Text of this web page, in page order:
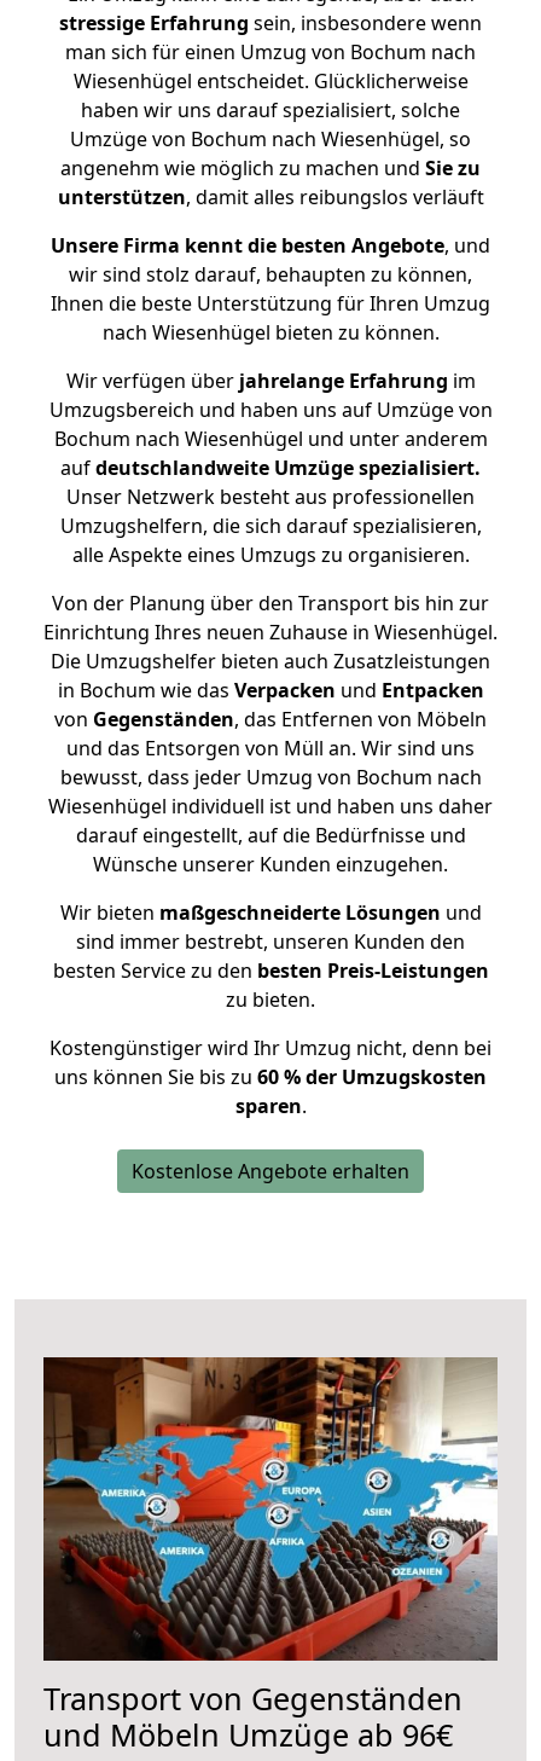
stressige Erfahrung sein, insbesondere wenn
man sich für einen Umzug von Bochum nach
Wiesenhügel entscheidet. Glücklicherweise
haben wir uns darauf spezialisiert, solche
Umzüge von Bochum nach Wiesenhügel, so
angenehm wie möglich zu machen und Sie zu
unterstützen, damit alles reibungslos verläuft
Unsere Firma kennt die besten Angebote, und
wir sind stolz darauf, behaupten zu können,
Ihnen die beste Unterstützung für Ihren Umzug
nach Wiesenhügel bieten zu können.
Wir verfügen überjahrelange Erfahrung im
Umzugsbereich und haben uns auf Umzüge von
Bochum nach Wiesenhügel und unter anderem
aufdeutschlandweite Umzüge spezialisiert.
Unser Netzwerk besteht aus professionellen
Umzugshelfern, die sich darauf spezialisieren,
alle Aspekte eines Umzugs zu organisieren.
Von der Planung über den Transport bis hin zur
Einrichtung Ihres neuen Zuhause in Wiesenhügel.
Die Umzugshelfer bieten auch Zusatzleistungen
in Bochum wie das Verpacken und Entpacken
von Gegenständen, das Entfernen von Möbeln
und das Entsorgen von Müll an. Wir sind uns
bewusst, dass jeder Umzug von Bochum nach
Wiesenhügel individuell ist und haben uns daher
darauf eingestellt, auf die Bedürfnisse und
Wünsche unserer Kunden einzugehen.
Wir bieten maßgeschneiderte Lösungen und
sind immer bestrebt, unseren Kunden den
besten Service zu den besten Preis-Leistungen
zu bieten.
Kostengünstiger wird Ihr Umzug nicht, denn bei
uns können Sie bis zu 60 % der Umzugskosten
sparen.
Kostenlose Angebote erhalten
Transport von Gegenständen
und Möbeln Umzüge ab 96€